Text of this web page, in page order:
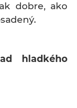
dobre, ako
hladkého